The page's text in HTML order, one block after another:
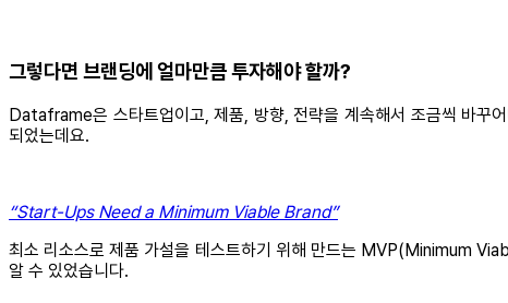
그렇다면 브랜딩에 얼마만큼 투자해야 할까?
Dataframe은 스타트업이고, 제품, 방향, 전략을 계속해서 조금씩 바
되었는데요.
“Start-Ups Need a Minimum Viable Brand”
최소 리소스로 제품 가설을 테스트하기 위해 만드는 MVP(Minimum
알 수 있었습니다.